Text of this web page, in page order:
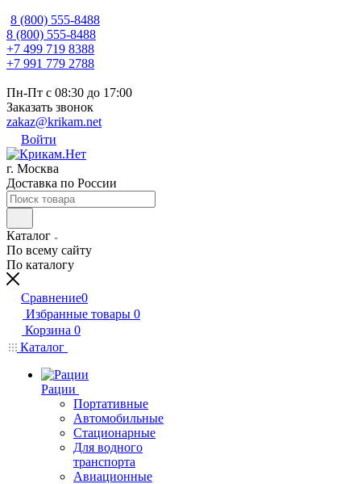
8 (800) 555-8488
8 (800) 555-8488
+7 499 719 8388
+7 991 779 2788
Пн-Пт с 08:30 до 17:00
Заказать звонок
zakaz@krikam.net
Войти
г. Москва
Доставка по России
Каталог
По всему сайту
По каталогу
Сравнение0
Избранные товары 0
Корзина 0
Каталог
Рации
Портативные
Автомобильные
Стационарные
Для водного
транспорта
Авиационные